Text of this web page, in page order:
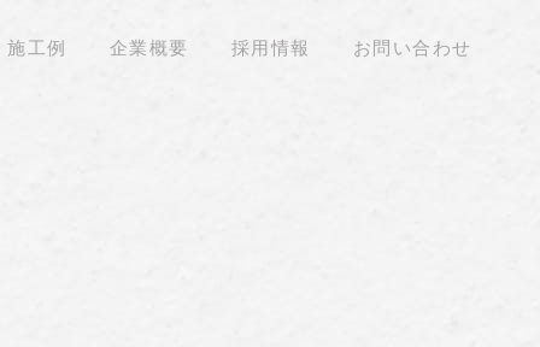
施工例 企業概要 採用情報 お問い合わせ